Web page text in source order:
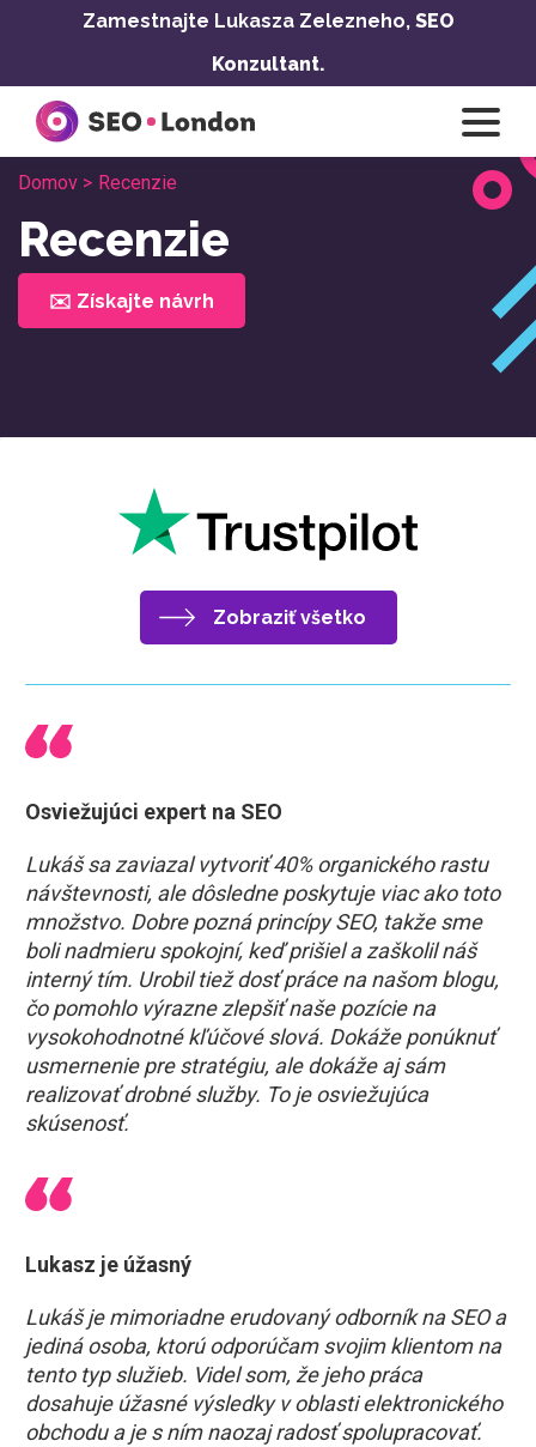
Zamestnajte Lukasza Zelezneho, SEO
Konzultant.
Domov > Recenzie
Recenzie
✉️ Získajte návrh
Zobraziť všetko
Osviežujúci expert na SEO
Lukáš sa zaviazal vytvoriť 40% organického rastu
návštevnosti, ale dôsledne poskytuje viac ako toto
množstvo. Dobre pozná princípy SEO, takže sme
boli nadmieru spokojní, keď prišiel a zaškolil náš
interný tím. Urobil tiež dosť práce na našom blogu,
čo pomohlo výrazne zlepšiť naše pozície na
vysokohodnotné kľúčové slová. Dokáže ponúknuť
usmernenie pre stratégiu, ale dokáže aj sám
realizovať drobné služby. To je osviežujúca
skúsenosť.
Lukasz je úžasný
Lukáš je mimoriadne erudovaný odborník na SEO a
jediná osoba, ktorú odporúčam svojim klientom na
tento typ služieb. Videl som, že jeho práca
dosahuje úžasné výsledky v oblasti elektronického
obchodu a je s ním naozaj radosť spolupracovať.